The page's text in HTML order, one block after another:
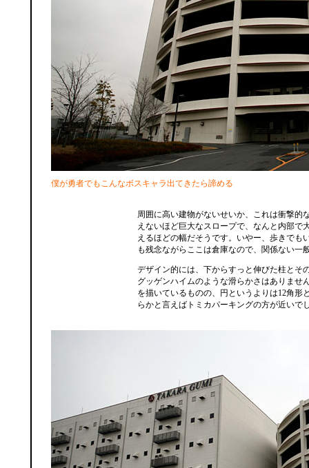
僕が勇者でもこんなボスキャラ出てきたら諦める
周囲に高い建物がないせいか、これは衝撃的
えないほど巨大なスロープで、なんと内部で
えるほどの幅だそうです。いやー、歩きでも
も残念ながらここは倉庫なので、関係ない一
デザイン的には、下からすっと伸びた柱とそ
グッゲンハイムのような滑らかさはありませ
を描いているものの、円というよりは12角形
らかと言えばトミカパーキングの方が近いで